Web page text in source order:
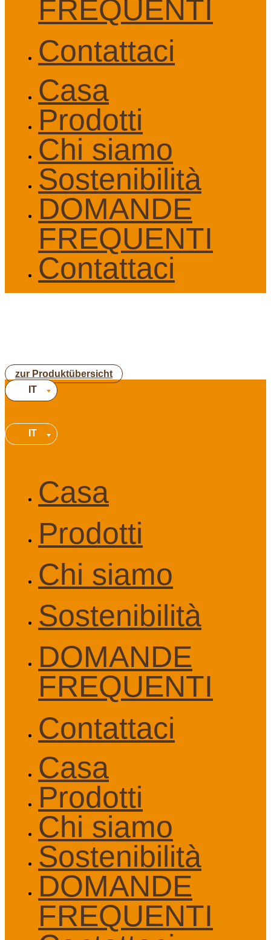
FREQUENTI
Contattaci
Casa
Prodotti
Chi siamo
Sostenibilità
DOMANDE
FREQUENTI
Contattaci
zur Produktübersicht
IT
IT
Casa
Prodotti
Chi siamo
Sostenibilità
DOMANDE
FREQUENTI
Contattaci
Casa
Prodotti
Chi siamo
Sostenibilità
DOMANDE
FREQUENTI